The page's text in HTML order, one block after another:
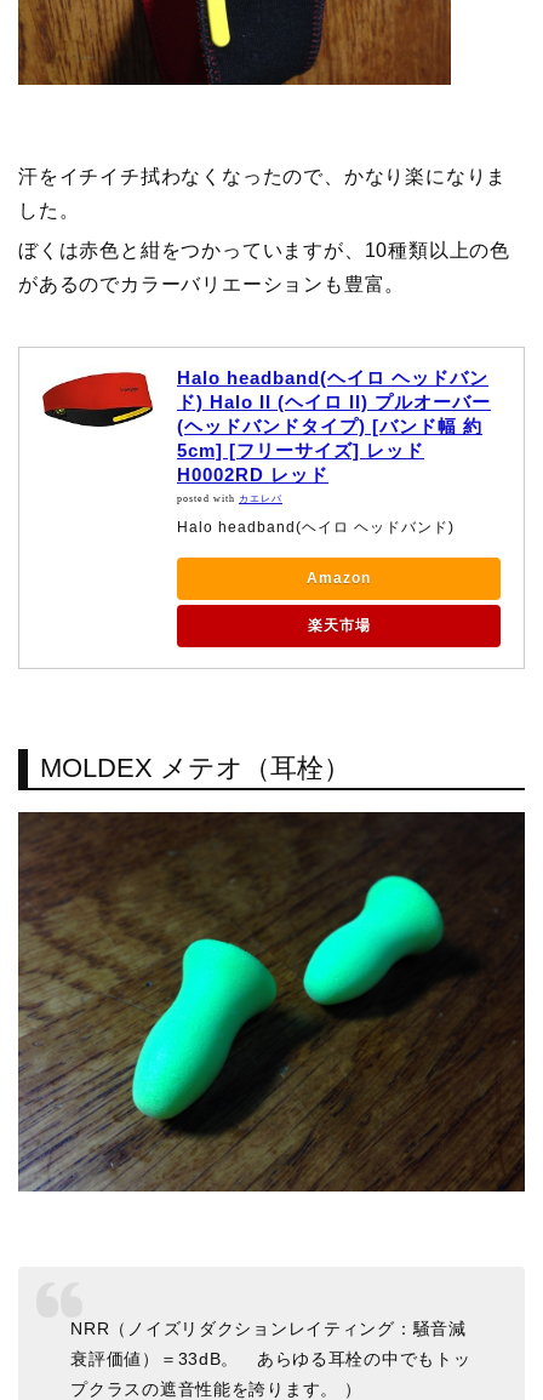
汗をイチイチ拭わなくなったので、かなり楽になりま
した。
ぼくは赤色と紺をつかっていますが、10種類以上の色
があるのでカラーバリエーションも豊富。
Halo headband(ヘイロ ヘッドバン
ド) Halo II (ヘイロ II) プルオーバー
(ヘッドバンドタイプ) [バンド幅 約
5cm] [フリーサイズ] レッド
H0002RD レッド
posted with カエレバ
Halo headband(ヘイロ ヘッドバンド)
Amazon
楽天市場
MOLDEX メテオ（耳栓）
NRR（ノイズリダクションレイティング：騒音減
衰評価値）＝33dB。 あらゆる耳栓の中でもトッ
プクラスの遮音性能を誇ります。 ）